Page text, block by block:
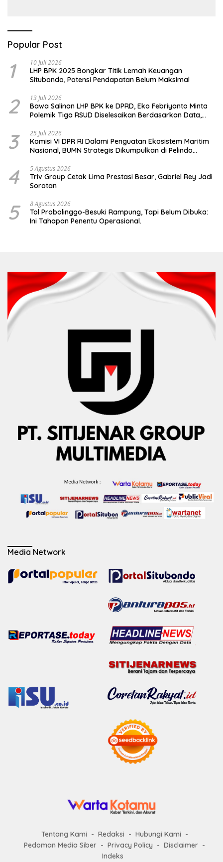
Popular Post
1 10 Juli 2026
LHP BPK 2025 Bongkar Titik Lemah Keuangan
Situbondo, Potensi Pendapatan Belum Maksimal
2 13 Juli 2026
Bawa Salinan LHP BPK ke DPRD, Eko Febriyanto Minta
Polemik Tiga RSUD Diselesaikan Berdasarkan Data,
3 25 Juli 2026
Komisi VI DPR RI Dalami Penguatan Ekosistem Maritim
Nasional, BUMN Strategis Dikumpulkan di Pelindo
4 5 Agustus 2026
Triv Group Cetak Lima Prestasi Besar, Gabriel Rey Jadi
Sorotan
5 8 Agustus 2026
Tol Probolinggo-Besuki Rampung, Tapi Belum Dibuka:
Ini Tahapan Penentu Operasional.
Media Network
Tentang Kami Redaksi
Hubungi Kami
Pedoman Media Siber
Privacy Policy
Disclaimer
Indeks